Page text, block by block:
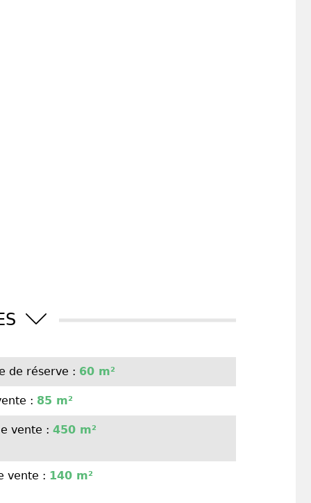
de réserve : 60 m²
: 85 m²
vente : 450 m²
vente : 140 m²